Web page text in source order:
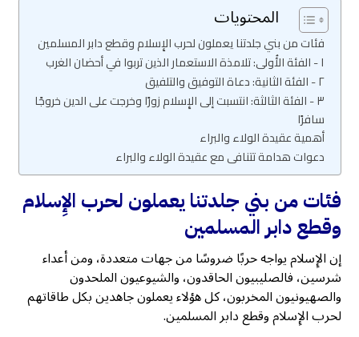
المحتويات
فئات من بني جلدتنا يعملون لحرب الإِسلام وقطع دابر المسلمين
١ - الفئة الأُولى: تلامذة الاستعمار الذين تربوا في أحضان الغرب
٢ - الفئة الثانية: دعاة التوفيق والتلفيق
٣ - الفئة الثالثة: انتسبت إلى الإِسلام زورًا وخرجت على الدين خروجًا
سافرًا
أهمية عقيدة الولاء والبراء
دعوات هدامة تتنافى مع عقيدة الولاء والبراء
فئات من بني جلدتنا يعملون لحرب الإِسلام
وقطع دابر المسلمين
إن الإِسلام يواجه حربًا ضروسًا من جهات متعددة، ومن أعداء
شرسين، فالصليبيون الحاقدون، والشيوعيون الملحدون
والصهيونيون المخربون، كل هؤلاء يعملون جاهدين بكل طاقاتهم
لحرب الإِسلام وقطع دابر المسلمين.